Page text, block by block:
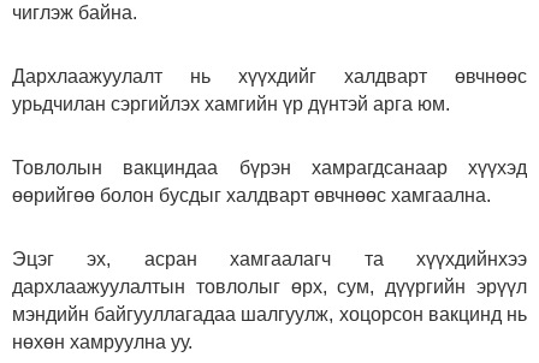
чиглэж байна.
Дархлаажуулалт нь хүүхдийг халдварт өвчнөөс
урьдчилан сэргийлэх хамгийн үр дүнтэй арга юм.
Товлолын вакциндаа бүрэн хамрагдсанаар хүүхэд
өөрийгөө болон бусдыг халдварт өвчнөөс хамгаална.
Эцэг эх, асран хамгаалагч та хүүхдийнхээ
дархлаажуулалтын товлолыг өрх, сум, дүүргийн эрүүл
мэндийн байгууллагадаа шалгуулж, хоцорсон вакцинд нь
нөхөн хамруулна уу.